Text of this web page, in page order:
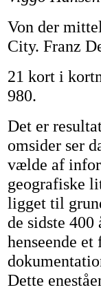
Von der
City. Franz
21 kort i
980.
Det er
omsider ser
vælde af
geografiske
ligget til
de sidste
henseende
Dette